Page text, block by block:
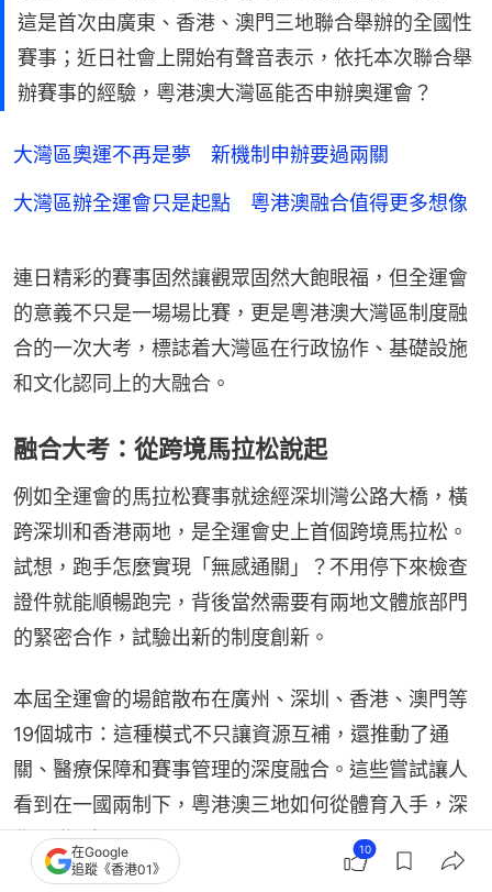
這是首次由廣東、香港、澳門三地聯合舉辦的全國性
賽事；近日社會上開始有聲音表示，依托本次聯合舉
辦賽事的經驗，粵港澳大灣區能否申辦奧運會？
大灣區奧運不再是夢 新機制申辦要過兩關
大灣區辦全運會只是起點 粵港澳融合值得更多想像
連日精彩的賽事固然讓觀眾固然大飽眼福，但全運會
的意義不只是一場場比賽，更是粵港澳大灣區制度融
合的一次大考，標誌着大灣區在行政協作、基礎設施
和文化認同上的大融合。
融合大考：從跨境馬拉松說起
例如全運會的馬拉松賽事就途經深圳灣公路大橋，橫
跨深圳和香港兩地，是全運會史上首個跨境馬拉松。
試想，跑手怎麼實現「無感通關」？不用停下來檢查
證件就能順暢跑完，背後當然需要有兩地文體旅部門
的緊密合作，試驗出新的制度創新。
本屆全運會的場館散布在廣州、深圳、香港、澳門等
19個城市：這種模式不只讓資源互補，還推動了通
關、醫療保障和賽事管理的深度融合。這些嘗試讓人
看到在一國兩制下，粵港澳三地如何從體育入手，深
化互聯互通。
在Google
追蹤《香港01》
10